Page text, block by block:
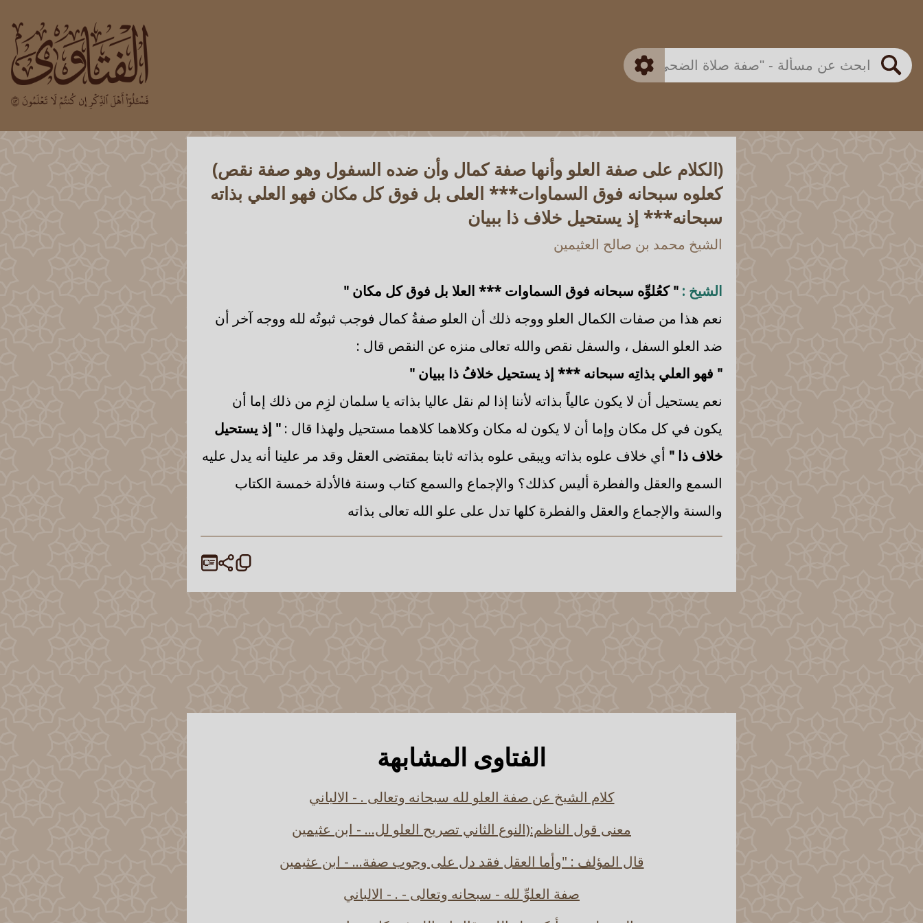
بحث
اللجنة الدائمة
متقدم
(الكلام على صفة العلو وأنها صفة كمال وأن ضده السفول وهو صفة نقص)
كعلوه سبحانه فوق السماوات*** العلى بل فوق كل مكان فهو العلي بذاته
سبحانه*** إذ يستحيل خلاف ذا ببيان
الشيخ محمد بن صالح العثيمين
الشيخ : " كعُلوِّه سبحانه فوق السماوات *** العلا بل فوق كل مكان "
نعم هذا من صفات الكمال العلو ووجه ذلك أن العلو صفةُ كمال فوجب ثبوتُه لله ووجه آخر أن
ضد العلو السفل ، والسفل نقص والله تعالى منزه عن النقص قال :
" فهو العلي بذاتِه سبحانه *** إذ يستحيل خلافُ ذا ببيان "
نعم يستحيل أن لا يكون عالياً بذاته لأننا إذا لم نقل عاليا بذاته يا سلمان لزِم من ذلك إما أن
يكون في كل مكان وإما أن لا يكون له مكان وكلاهما كلاهما مستحيل ولهذا قال : " إذ يستحيل
خلاف ذا " أي خلاف علوه بذاته ويبقى علوه بذاته ثابتا بمقتضى العقل وقد مر علينا أنه يدل عليه
السمع والعقل والفطرة أليس كذلك؟ والإجماع والسمع كتاب وسنة فالأدلة خمسة الكتاب
والسنة والإجماع والعقل والفطرة كلها تدل على علو الله تعالى بذاته
الفتاوى المشابهة
كلام الشيخ عن صفة العلو لله سبحانه وتعالى . - الالباني
معنى قول الناظم:(النوع الثاني تصريح العلو لل... - ابن عثيمين
قال المؤلف : "وأما العقل فقد دل على وجوب صفة... - ابن عثيمين
صفة العلوِّ لله - سبحانه وتعالى - . - الالباني